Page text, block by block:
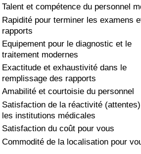
Talent et compétence du personnel
Rapidité pour terminer les examens
rapports
Equipement pour le diagnostic et le
traitement modernes
Exactitude et exhaustivité dans le
remplissage des rapports
Amabilité et courtoisie du personnel
Satisfaction de la réactivité
les institutions médicales
Satisfaction du coût pour vous
Commodité de la localisation pour
Indice de criminalité par pays
Soins de santé
Indice des soins de santé (Actuel)
Indice des soins de santé
Indice des soins de santé par Pays
Pollution